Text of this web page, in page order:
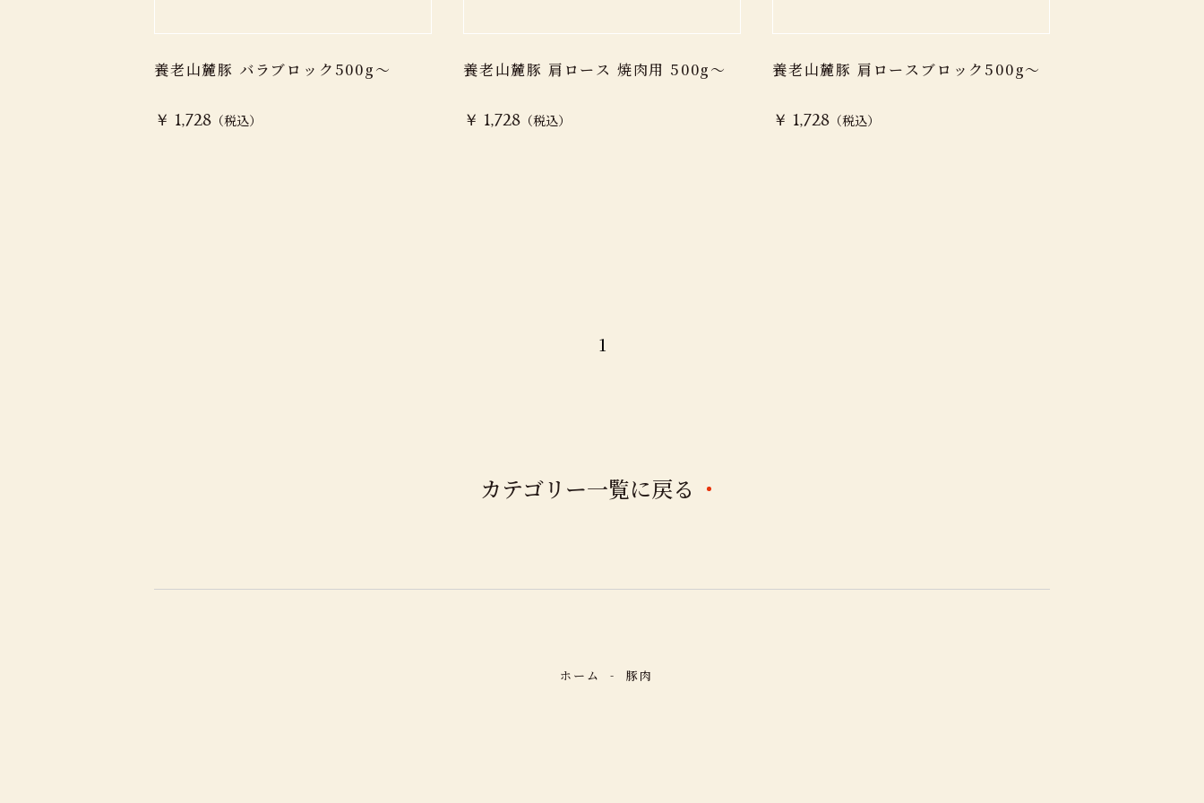
養老山麓豚 バラブロック500g〜
￥ 1,728 （税込）
養老山麓豚 肩ロース 焼肉用 500g～
￥ 1,728 （税込）
養老山麓豚 肩ロースブロック500g〜
￥ 1,728 （税込）
1
カテゴリー一覧に戻る
ホーム 豚肉